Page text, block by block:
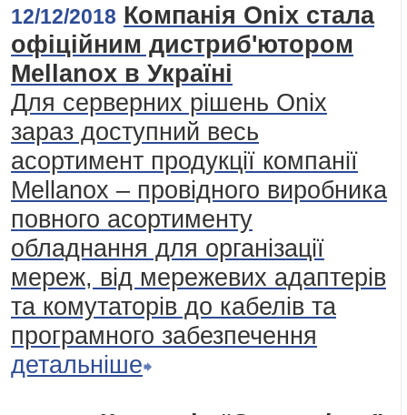
12/12/2018 Компанія Onix стала
офіційним дистриб'ютором
Mellanox в Україні
Для серверних рішень Onix
зараз доступний весь
асортимент продукції компанії
Mellanox – провідного виробника
повного асортименту
обладнання для організації
мереж, від мережевих адаптерів
та комутаторів до кабелів та
програмного забезпечення
детальніше